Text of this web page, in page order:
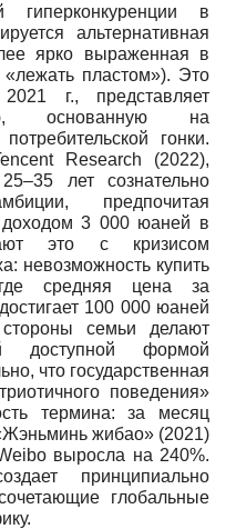
гиперконкуренции в
альтернативная
ярко выраженная в
пластом»). Это
г., представляет
основанную на
гонки.
Research (2022),
лет сознательно
предпочитая
доходом 3 000 юаней в
это с кризисом
невозможность купить
средняя цена за
100 000 юаней
семьи делают
доступной формой
что государственная
поведения»
термина: за месяц
жибао» (2021)
выросла на 240%.
принципиально
глобальные